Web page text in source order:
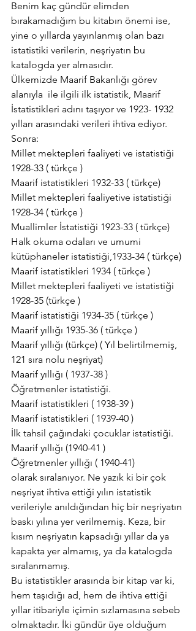
Benim kaç gündür elimden
bırakamadığım bu kitabın önemi ise,
yine o yıllarda yayınlanmış olan bazı
istatistiki verilerin, neşriyatın bu
katalogda yer almasıdır.
Ülkemizde Maarif Bakanlığı görev
alanıyla  ile ilgili ilk istatistik, Maarif
İstatistikleri adını taşıyor ve 1923- 1932
yılları arasındaki verileri ihtiva ediyor.
Sonra:
Millet mektepleri faaliyeti ve istatistiği
1928-33 ( türkçe )
Maarif istatistikleri 1932-33 ( türkçe)
Millet mektepleri faaliyetive istatistiği
1928-34 ( türkçe )
Muallimler İstatistiği 1923-33 ( türkçe)
Halk okuma odaları ve umumi
kütüphaneler istatistiği,1933-34 ( türkçe)
Maarif istatistikleri 1934 ( türkçe )
Millet mektepleri faaliyeti ve istatistiği
1928-35 (türkçe )
Maarif istatistiği 1934-35 ( türkçe )
Maarif yıllığı 1935-36 ( türkçe )
Maarif yıllığı (türkçe) ( Yıl belirtilmemiş,
121 sıra nolu neşriyat)
Maarif yıllığı ( 1937-38 )
Öğretmenler istatistiği.
Maarif istatistikleri ( 1938-39 )
Maarif istatistikleri ( 1939-40 )
İlk tahsil çağındaki çocuklar istatistiği.
Maarif yıllığı (1940-41 )
Öğretmenler yıllığı ( 1940-41)
olarak sıralanıyor. Ne yazık ki bir çok
neşriyat ihtiva ettiği yılın istatistik
verileriyle anıldığından hiç bir neşriyatın
baskı yılına yer verilmemiş. Keza, bir
kısım neşriyatın kapsadığı yıllar da ya
kapakta yer almamış, ya da katalogda
sıralanmamış.
Bu istatistikler arasında bir kitap var ki,
hem taşıdığı ad, hem de ihtiva ettiği
yıllar itibariyle içimin sızlamasına sebeb
olmaktadır. İki gündür üye olduğum